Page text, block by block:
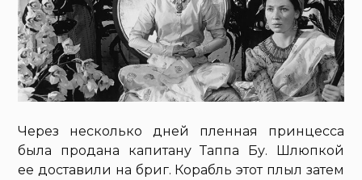
Через несколько дней пленная принцесса
была продана капитану Таппа Бу. Шлюпкой
ее доставили на бриг. Корабль этот плыл затем